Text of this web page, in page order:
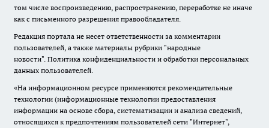
том числе воспроизведению, распространению, переработке не иначе
как с письменного разрешения правообладателя.
Редакция портала не несет ответственности за комментарии
пользователей, а также материалы рубрики "народные
новости". Политика конфиденциальности и обработки персональных
данных пользователей.
«На информационном ресурсе применяются рекомендательные
технологии (информационные технологии предоставления
информации на основе сбора, систематизации и анализа сведений,
относящихся к предпочтениям пользователей сети "Интернет",